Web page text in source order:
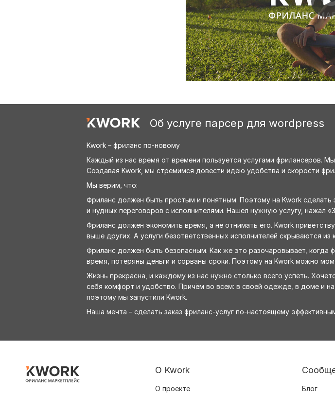
Об услуге парсер для wordpress
Kwork – фриланс по-новому
Каждый из нас время от времени пользуется услугами фрилансеров.
Создавая Kwork, мы стремимся довести идею удобства и скорости
Мы верим, что:
Фриланс должен быть простым и понятным. Поэтому на Kwork сделать
и нудных переговоров с исполнителями. Нашел нужную услугу, нажал
Фриланс должен экономить время, а не отнимать его. Kwork
выше других. А услуги безответственных исполнителей скрываются из
Фриланс должен быть безопасным. Как же это разочаровывает, когда
время, потеряны деньги и сорваны сроки. Поэтому на Kwork можно
Жизнь прекрасна, и каждому из нас нужно столько всего успеть.
себя комфорт и удобство. Причём во всем: в своей одежде, в доме и
поэтому мы запустили Kwork.
Наша мечта – сделать заказ фриланс-услуг по-настоящему
О Kwork
О проекте Блог